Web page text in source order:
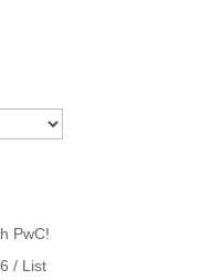
PwC!
/ List